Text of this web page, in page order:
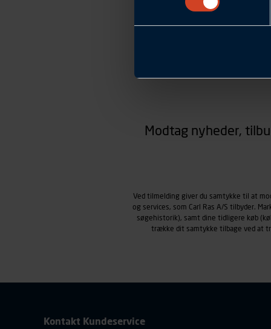
hjemmeside og apps,
færden på siderne,
informationer om
hjemmesiden ser ud eller
Carl Ras anvender
henblik på markedsføring,
personoplysninger om
Vi henviser endvidere til
personoplysninger.
Modtag nyheder,
Ved tilmelding giver du samtykke til at
og services, som Carl Ras A/S tilbyder.
søgehistorik), samt dine tidligere køb
trække dit samtykke tilbage ved at
Kontakt Kundeservice